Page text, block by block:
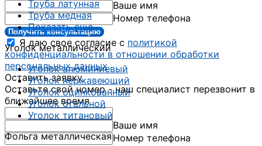
Труба латунная
Труба медная
Показать еще
Уголок металлический
Уголок алюминиевый
Уголок нержавеющий
Уголок оцинкованный
Уголок стальной
Уголок титановый
Фольга металлическая
Ваше имя
Номер телефона
Получить консультацию
Я даю свое согласие с политикой
конфиденциальности в отношении обработки
персональных данных
Оставить заявку
Оставьте свой номер - наш специалист перезвонит в
ближайшее время
Ваше имя
Номер телефона